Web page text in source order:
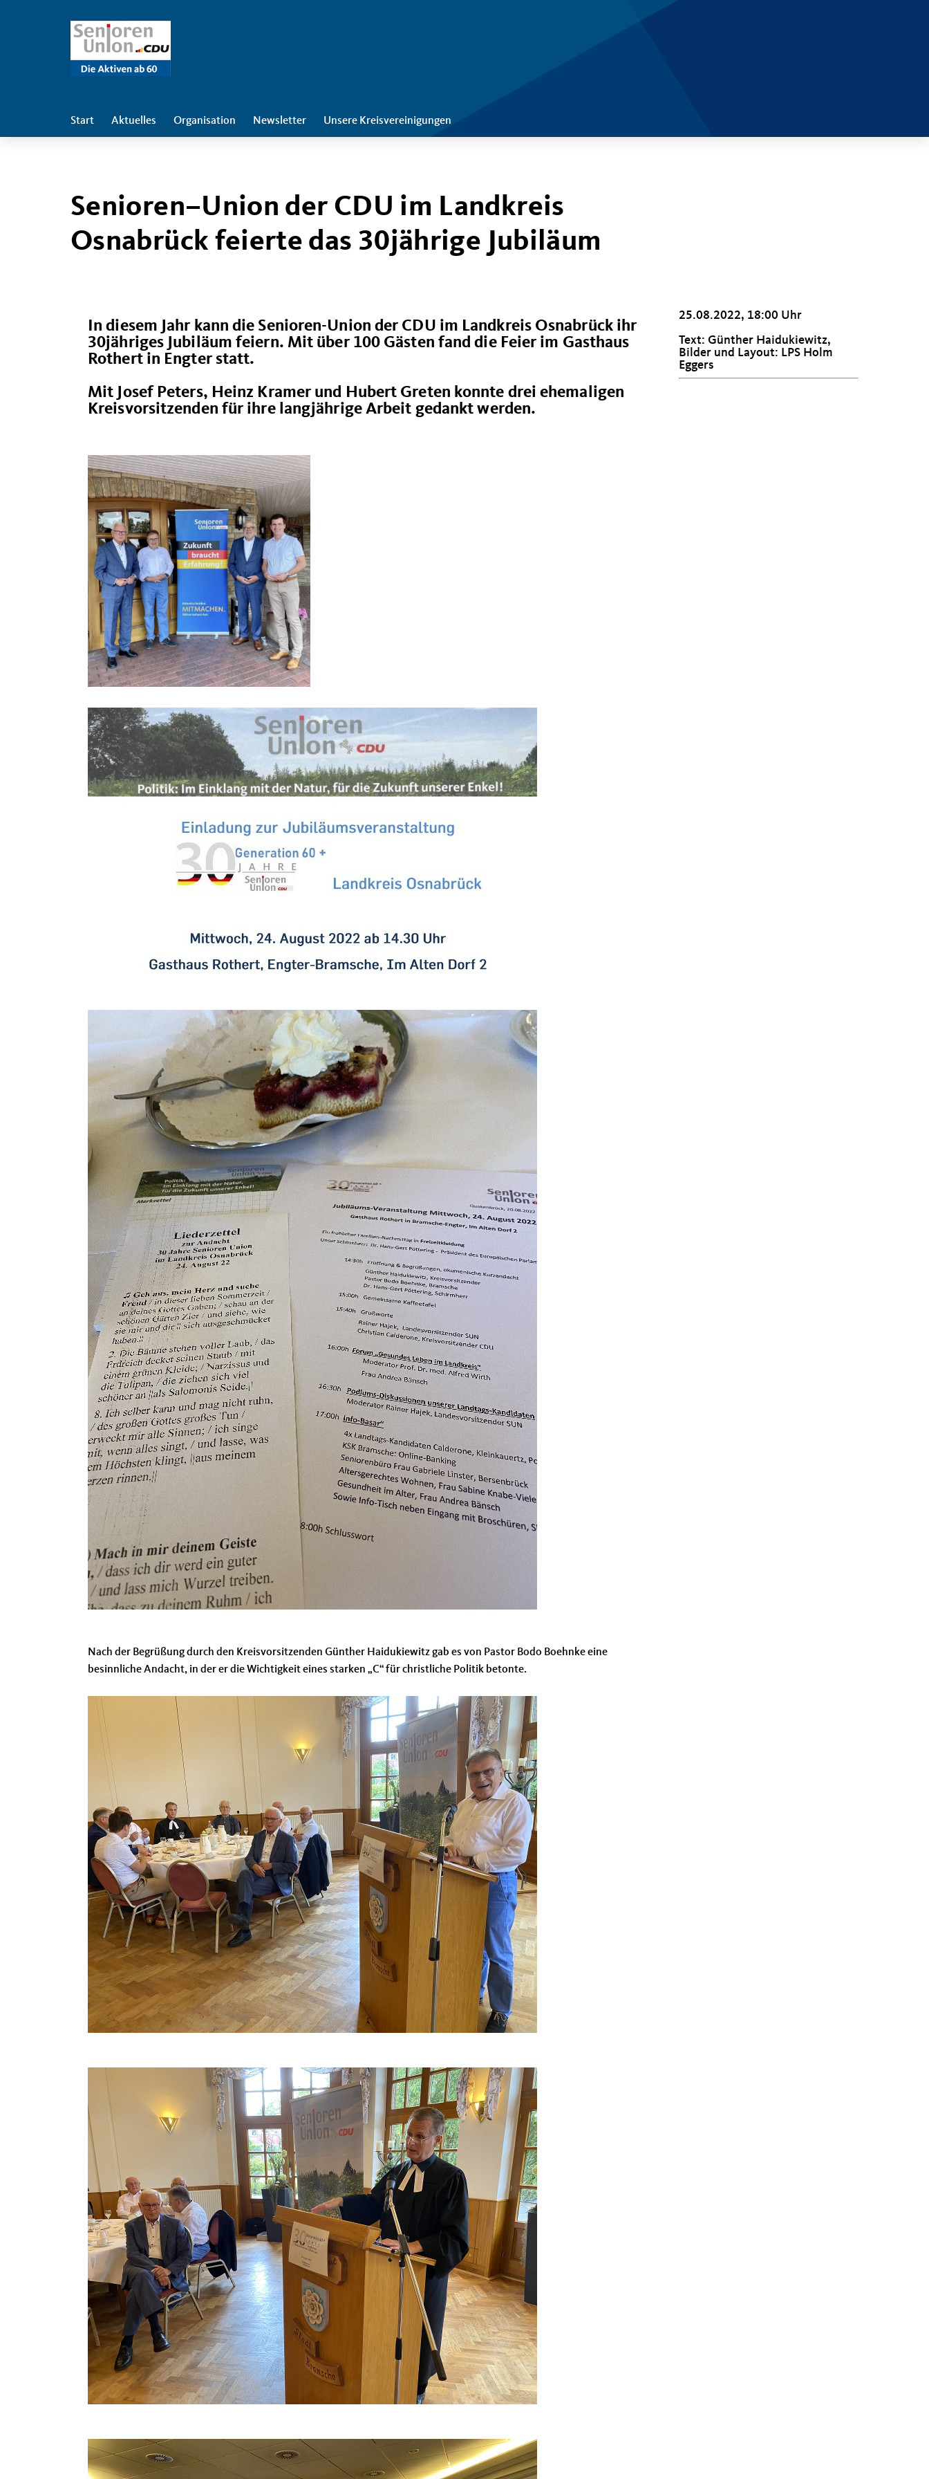
Start Aktuelles Organisation Newsletter Unsere Kreisvereinigungen
Senioren–Union der CDU im Landkreis
Osnabrück feierte das 30jährige Jubiläum
In diesem Jahr kann die Senioren-Union der CDU im Landkreis Osnabrück ihr
30jähriges Jubiläum feiern. Mit über 100 Gästen fand die Feier im Gasthaus
Rothert in Engter statt.
Mit Josef Peters, Heinz Kramer und Hubert Greten konnte drei ehemaligen
Kreisvorsitzenden für ihre langjährige Arbeit gedankt werden.
Nach der Begrüßung durch den Kreisvorsitzenden Günther Haidukiewitz gab es von Pastor Bodo Boehnke eine
besinnliche Andacht, in der er die Wichtigkeit eines starken „C“ für christliche Politik betonte.
25.08.2022, 18:00 Uhr
Text: Günther Haidukiewitz,
Bilder und Layout: LPS Holm
Eggers